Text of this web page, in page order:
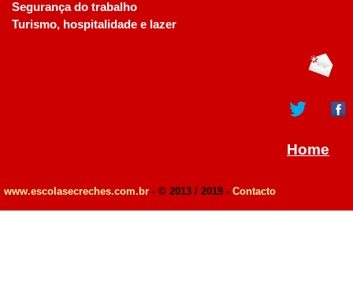
Segurança do trabalho
Turismo, hospitalidade e lazer
Home
www.escolasecreches.com.br - © 2013 / 2019 - Contacto